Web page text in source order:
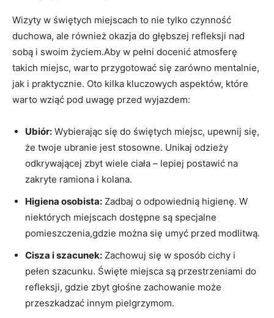
Wizyty w świętych miejscach to nie tylko ‌czynność⁣
duchowa, ale również​ okazja do głębszej refleksji ⁣nad
sobą i ‌swoim⁢ życiem.Aby w pełni docenić atmosferę
takich miejsc, warto przygotować się zarówno mentalnie,
jak ⁢i praktycznie. Oto kilka kluczowych aspektów, które
warto wziąć pod uwagę ‍przed wyjazdem:
Ubiór: Wybierając się do ⁣świętych miejsc,‌ upewnij się,
że twoje ubranie jest⁢ stosowne. Unikaj odzieży⁢
odkrywającej zbyt wiele ciała –⁤ lepiej⁣ postawić na⁤
zakryte ramiona​ i kolana.
Higiena osobista: Zadbaj o odpowiednią​ higienę. W
niektórych miejscach ‍dostępne⁢ są specjalne
pomieszczenia,gdzie można się umyć przed modlitwą.
Cisza i szacunek: Zachowuj się w ⁢sposób cichy i
pełen szacunku. Święte miejsca są przestrzeniami​ do
refleksji, gdzie zbyt głośne ⁣zachowanie ⁢może
przeszkadzać innym​ pielgrzymom.